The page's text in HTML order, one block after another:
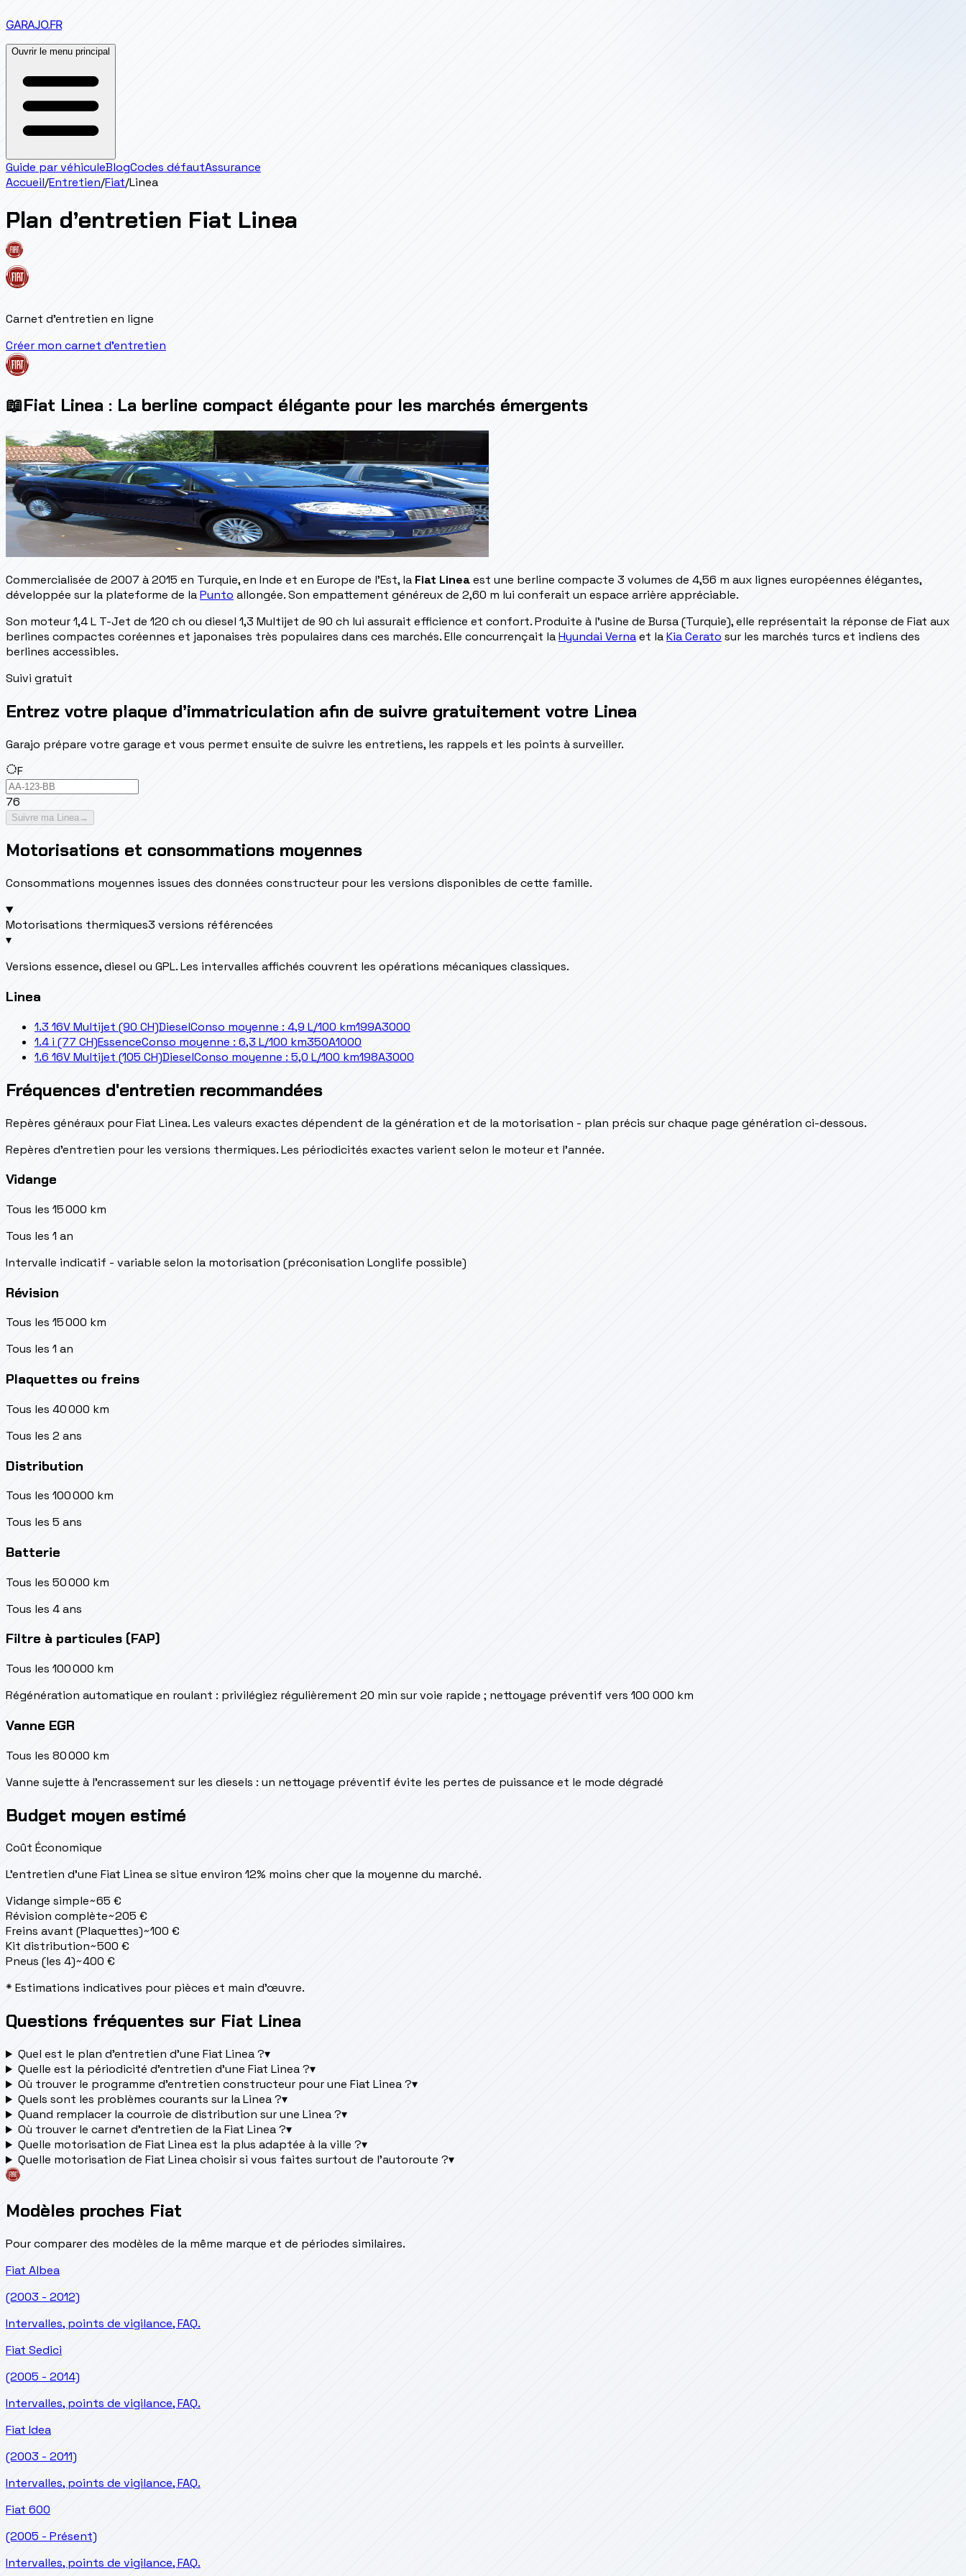
GARAJO.FR
Ouvrir le menu principal
Guide par véhiculeBlogCodes défautAssurance
Accueil/Entretien/Fiat/Linea
Plan d’entretien Fiat Linea
Carnet d'entretien en ligne
Créer mon carnet d'entretien
📖Fiat Linea : La berline compact élégante pour les marchés émergents
Commercialisée de 2007 à 2015 en Turquie, en Inde et en Europe de l'Est, la Fiat Lineaest une berline compacte 3 volumes de 4,56 m aux lignes européennes élégantes,
développée sur la plateforme de laPunto allongée. Son empattement généreux de 2,60 m lui conferait un espace arrière appréciable.
Son moteur 1,4 L T-Jet de 120 ch ou diesel 1,3 Multijet de 90 ch lui assurait efficience et confort. Produite à l'usine de Bursa (Turquie), elle représentait la réponse de Fiat aux
berlines compactes coréennes et japonaises très populaires dans ces marchés. Elle concurrençait laHyundai Vernaet laKia Cerato sur les marchés turcs et indiens des
berlines accessibles.
Suivi gratuit
Entrez votre plaque d’immatriculation afin de suivre gratuitement votre Linea
Garajo prépare votre garage et vous permet ensuite de suivre les entretiens, les rappels et les points à surveiller.
F
76
Suivre ma Linea →
Motorisations et consommations moyennes
Consommations moyennes issues des données constructeur pour les versions disponibles de cette famille.
Motorisations thermiques3 versions référencées
▾
Versions essence, diesel ou GPL. Les intervalles affichés couvrent les opérations mécaniques classiques.
Linea
1.3 16V Multijet (90 CH)DieselConso moyenne : 4,9 L/100 km199A3000
1.4 i (77 CH)EssenceConso moyenne : 6,3 L/100 km350A1000
1.6 16V Multijet (105 CH)DieselConso moyenne : 5,0 L/100 km198A3000
Fréquences d'entretien recommandées
Repères généraux pour Fiat Linea. Les valeurs exactes dépendent de la génération et de la motorisation - plan précis sur chaque page génération ci-dessous.
Repères d’entretien pour les versions thermiques. Les périodicités exactes varient selon le moteur et l’année.
Vidange
Tous les 15 000 km
Tous les 1 an
Intervalle indicatif - variable selon la motorisation (préconisation Longlife possible)
Révision
Tous les 15 000 km
Tous les 1 an
Plaquettes ou freins
Tous les 40 000 km
Tous les 2 ans
Distribution
Tous les 100 000 km
Tous les 5 ans
Batterie
Tous les 50 000 km
Tous les 4 ans
Filtre à particules (FAP)
Tous les 100 000 km
Régénération automatique en roulant : privilégiez régulièrement 20 min sur voie rapide ; nettoyage préventif vers 100 000 km
Vanne EGR
Tous les 80 000 km
Vanne sujette à l'encrassement sur les diesels : un nettoyage préventif évite les pertes de puissance et le mode dégradé
Budget moyen estimé
Coût Économique
L'entretien d'une Fiat Linea se situe environ 12% moins cher que la moyenne du marché.
Vidange simple~65 €
Révision complète~205 €
Freins avant (Plaquettes)~100 €
Kit distribution~500 €
Pneus (les 4)~400 €
* Estimations indicatives pour pièces et main d'œuvre.
Questions fréquentes sur Fiat Linea
Quel est le plan d’entretien d’une Fiat Linea ?▾
Quelle est la périodicité d’entretien d’une Fiat Linea ?▾
Où trouver le programme d’entretien constructeur pour une Fiat Linea ?▾
Quels sont les problèmes courants sur la Linea ?▾
Quand remplacer la courroie de distribution sur une Linea ?▾
Où trouver le carnet d'entretien de la Fiat Linea ?▾
Quelle motorisation de Fiat Linea est la plus adaptée à la ville ?▾
Quelle motorisation de Fiat Linea choisir si vous faites surtout de l'autoroute ?▾
Modèles proches Fiat
Pour comparer des modèles de la même marque et de périodes similaires.
Fiat Albea
(2003 - 2012)
Intervalles, points de vigilance, FAQ.
Fiat Sedici
(2005 - 2014)
Intervalles, points de vigilance, FAQ.
Fiat Idea
(2003 - 2011)
Intervalles, points de vigilance, FAQ.
Fiat 600
(2005 - Présent)
Intervalles, points de vigilance, FAQ.